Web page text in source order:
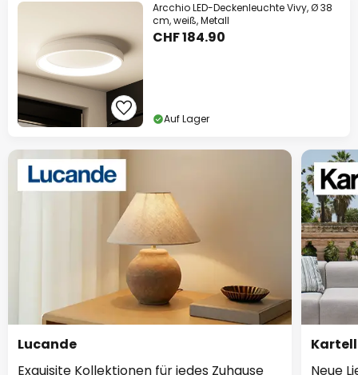
Arcchio LED-Deckenleuchte Vivy, Ø 38
cm, weiß, Metall
CHF 184.90
Auf Lager
Lucande
Exquisite Kollektionen für jedes Zuhause
Kartell
Neue